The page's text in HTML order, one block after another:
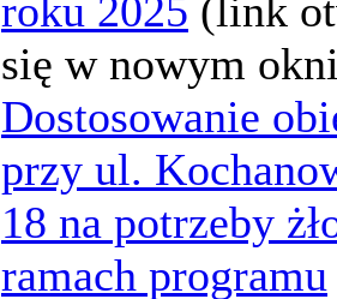
roku 2025 (link
się w nowym
Dostosowanie
przy ul.
18 na potrzeby
ramach programu